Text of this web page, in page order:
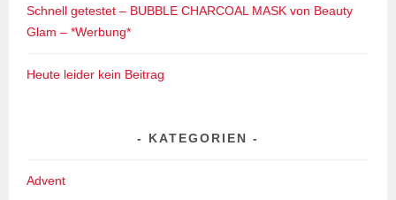
Schnell getestet – BUBBLE CHARCOAL MASK von Beauty
Glam – *Werbung*
Heute leider kein Beitrag
KATEGORIEN
Advent